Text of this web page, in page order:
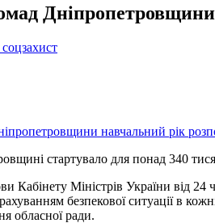
стартувало для понад 340
Кабінету Міністрів України від
безпекової ситуації в
обласної ради.